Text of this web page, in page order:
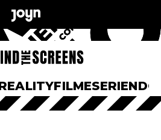
FILMESERIEN